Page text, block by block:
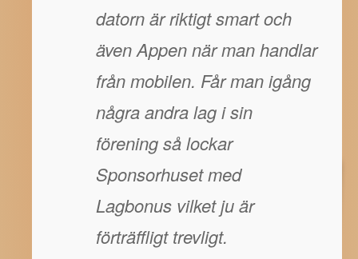
datorn är riktigt smart och
även Appen när man handlar
från mobilen. Får man igång
några andra lag i sin
förening så lockar
Sponsorhuset med
Lagbonus vilket ju är
förträffligt trevligt.